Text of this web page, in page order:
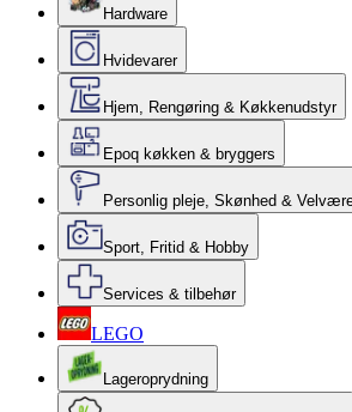
Hardware
Hvidevarer
Hjem, Rengøring & Køkkenudstyr
Epoq køkken & bryggers
Personlig pleje, Skønhed &
Sport, Fritid & Hobby
Services & tilbehør
LEGO
Lageroprydning